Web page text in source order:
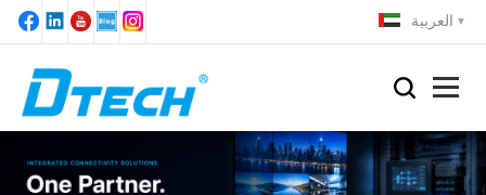
العربية